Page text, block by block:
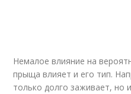
Немалое влияние на
прыща влияет и его тип.
только долго заживает, но